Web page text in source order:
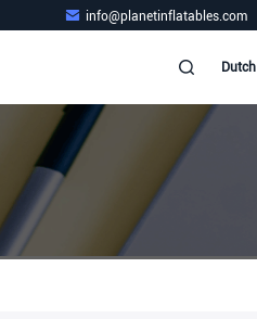
info@planetinflatables.com
Dutch